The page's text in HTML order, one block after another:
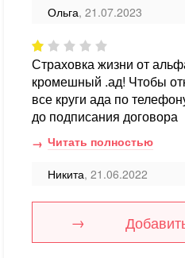
Ольга, 21.07.2023
Страховка жизни от
кромешный .ад! Чтобы
все круги ада по
до подписания договора
Читать полностью
Никита, 21.06.2022